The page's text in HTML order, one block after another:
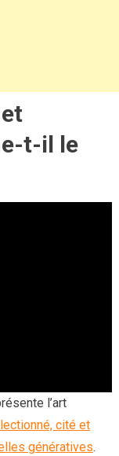
t-il le
l’art
cité et
génératives.